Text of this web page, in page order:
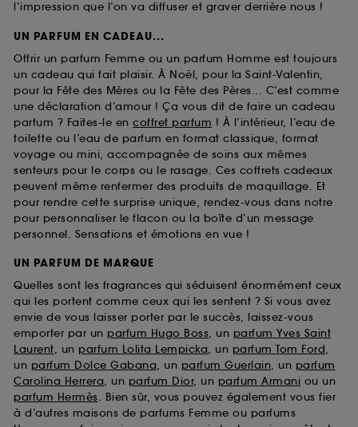
l’impression que l’on va diffuser et graver derrière nous !
UN PARFUM EN CADEAU...
Offrir un parfum Femme ou un parfum Homme est toujours
un cadeau qui fait plaisir. À Noël, pour la Saint-Valentin,
pour la Fête des Mères ou la Fête des Pères... C’est comme
une déclaration d’amour ! Ça vous dit de faire un cadeau
parfum ? Faites-le en coffret parfum ! À l’intérieur, l’eau de
toilette ou l’eau de parfum en format classique, format
voyage ou mini, accompagnée de soins aux mêmes
senteurs pour le corps ou le rasage. Ces coffrets cadeaux
peuvent même renfermer des produits de maquillage. Et
pour rendre cette surprise unique, rendez-vous dans notre
pour personnaliser le flacon ou la boîte d’un message
personnel. Sensations et émotions en vue !
UN PARFUM DE MARQUE
Quelles sont les fragrances qui séduisent énormément ceux
qui les portent comme ceux qui les sentent ? Si vous avez
envie de vous laisser porter par le succès, laissez-vous
emporter par un parfum Hugo Boss, un parfum Yves Saint
Laurent, un parfum Lolita Lempicka, un parfum Tom Ford,
un parfum Dolce Gabana, un parfum Guerlain, un parfum
Carolina Herrera, un parfum Dior, un parfum Armani ou un
parfum Hermès. Bien sûr, vous pouvez également vous fier
à d’autres maisons de parfums Femme ou parfums